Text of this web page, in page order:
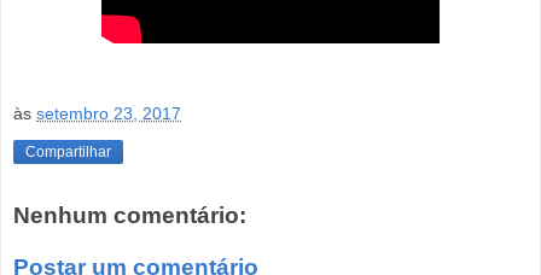
às setembro 23, 2017
Compartilhar
Nenhum comentário:
Postar um comentário